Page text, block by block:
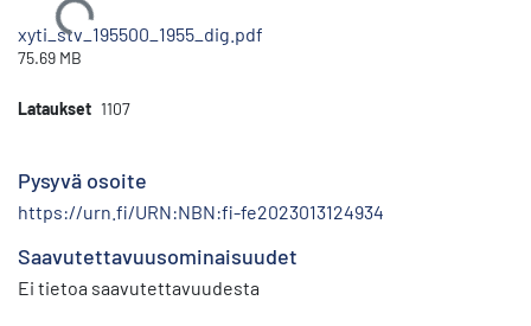
Ladataan...
xyti_stv_195500_1955_dig.pdf
75.69 MB
Lataukset 1107
Pysyvä osoite
https://urn.fi/URN:NBN:fi-fe2023013124934
Saavutettavuusominaisuudet
Ei tietoa saavutettavuudesta